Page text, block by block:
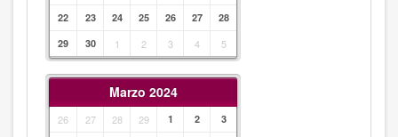
22
23 24 25 26 27
28
29
30 1 2 3 4 5
Marzo 2024
26 27 28 29 1 2
3